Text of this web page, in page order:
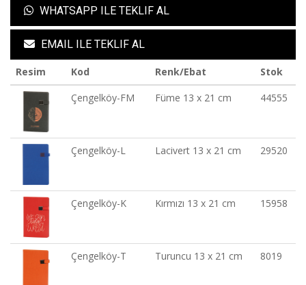
WHATSAPP ILE TEKLIF AL
EMAIL ILE TEKLIF AL
Resim Kod Renk/Ebat
Stok
Çengelköy-FM
Füme 13 x 21 cm 44555
Çengelköy-L Lacivert 13 x 21 cm 29520
Çengelköy-K Kırmızı 13 x 21 cm 15958
Çengelköy-T Turuncu 13 x 21 cm 8019